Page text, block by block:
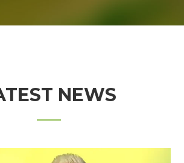
NEWS